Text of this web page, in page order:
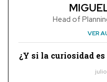
Head of
VER
¿Y si la curiosidad